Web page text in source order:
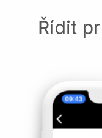
Řídit